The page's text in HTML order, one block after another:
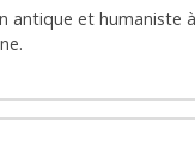
antique et humaniste